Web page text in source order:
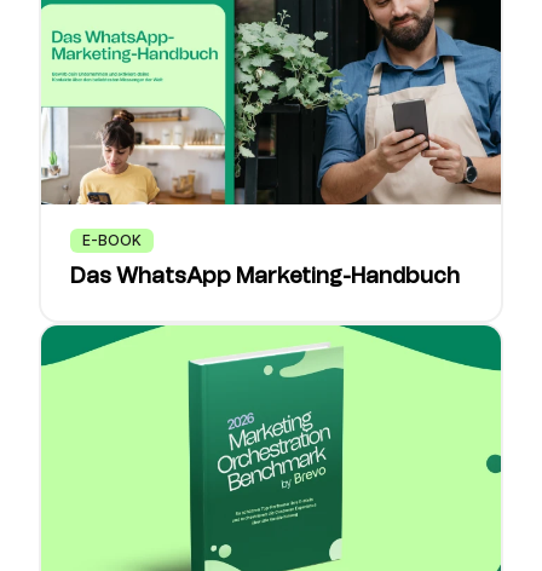
E-BOOK
Das WhatsApp Marketing-Handbuch